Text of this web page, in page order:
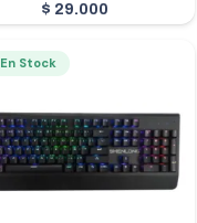
$ 29.000
En Stock